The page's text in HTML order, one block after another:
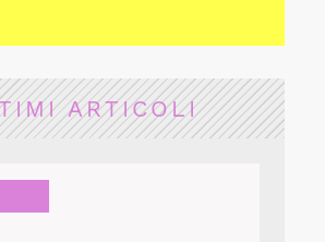
ARTICOLI